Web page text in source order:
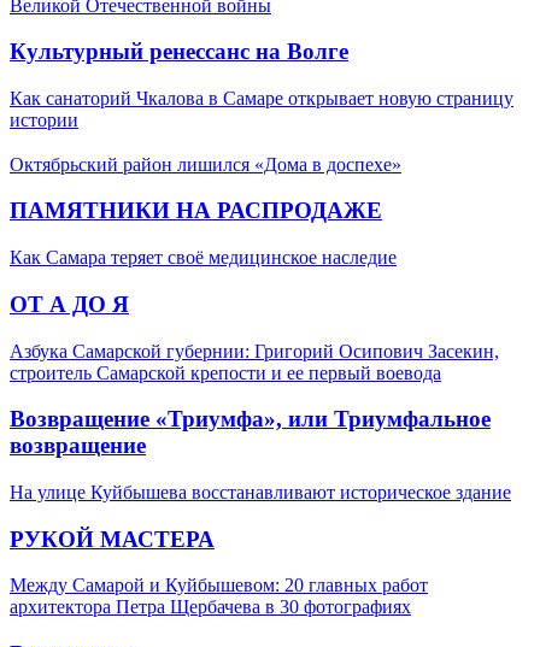
Великой Отечественной войны
Культурный ренессанс на Волге
Как санаторий Чкалова в Самаре открывает новую страницу
истории
Октябрьский район лишился «Дома в доспехе»
ПАМЯТНИКИ НА РАСПРОДАЖЕ
Как Самара теряет своё медицинское наследие
ОТ А ДО Я
Азбука Самарской губернии: Григорий Осипович Засекин,
строитель Самарской крепости и ее первый воевода
Возвращение «Триумфа», или Триумфальное
возвращение
На улице Куйбышева восстанавливают историческое здание
РУКОЙ МАСТЕРА
Между Самарой и Куйбышевом: 20 главных работ
архитектора Петра Щербачева в 30 фотографиях